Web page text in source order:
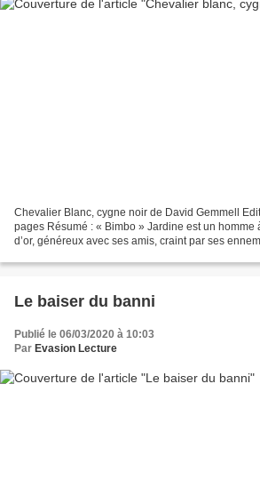
Chevalier Blanc, cygne noir de David Gemmell
pages Résumé : « Bimbo » Jardine est un
d’or, généreux avec ses amis, craint par ses
Le baiser du banni
Publié le 06/03/2020 à 10:03
Par Evasion Lecture